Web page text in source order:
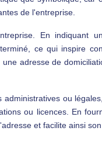
de l'entreprise.
En indiquant
ce qui inspire
adresse de
ou
ou licences. En
et facilite ainsi